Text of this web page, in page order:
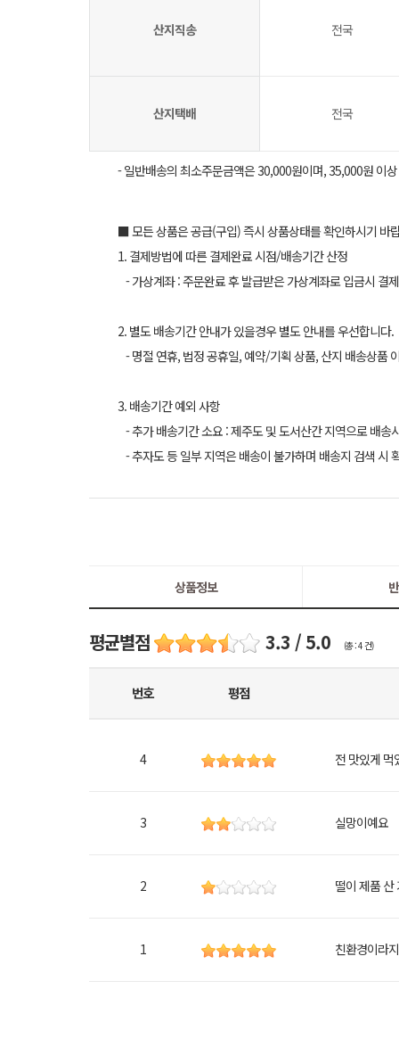
산지직송 전국
산지택배 전국
- 일반배송의 최소주문금액은 30,000원이며, 35,000원 이
■ 모든 상품은 공급(구입) 즉시 상품상태를 확인하시기 바
1. 결제방법에 따른 결제완료 시점/배송기간 산정
- 가상계좌 : 주문완료 후 발급받은 가상계좌로 입금시
2. 별도 배송기간 안내가 있을경우 별도 안내를 우선합니다.
- 명절 연휴, 법정 공휴일, 예약/기획 상품, 산지 배송상품
3. 배송기간 예외 사항
- 추가 배송기간 소요 : 제주도 및 도서산간 지역으로 배
- 추자도 등 일부 지역은 배송이 불가하며 배송지 검색 시
상품정보
평균별점 3.3 / 5.0 (총 : 4 건)
번호 평점
4 전 맛있게 먹
3 실망이예요
2 떨이 제품 산
1 친환경이라